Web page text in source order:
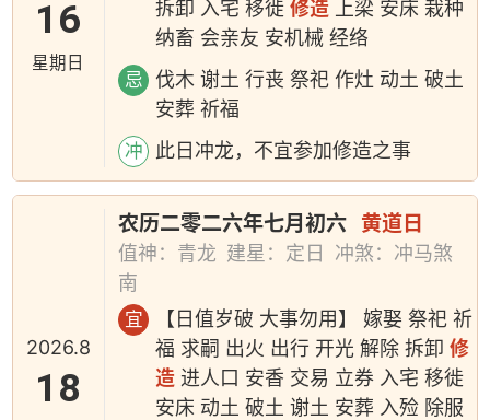
16
星期日
拆卸 入宅 移徙修造 上梁 安床 栽种
纳畜 会亲友 安机械 经络
忌
伐木 谢土 行丧 祭祀 作灶 动土 破土
安葬 祈福
冲 此日冲龙，不宜参加修造之事
2026.8
18
农历二零二六年七月初六 黄道日
值神：青龙 建星：定日
冲煞：冲马煞
南
宜
【日值岁破 大事勿用】 嫁娶 祭祀 祈
福 求嗣 出火 出行 开光 解除 拆卸修
造 进人口 安香 交易 立券 入宅 移徙
安床 动土 破土 谢土 安葬 入殓 除服